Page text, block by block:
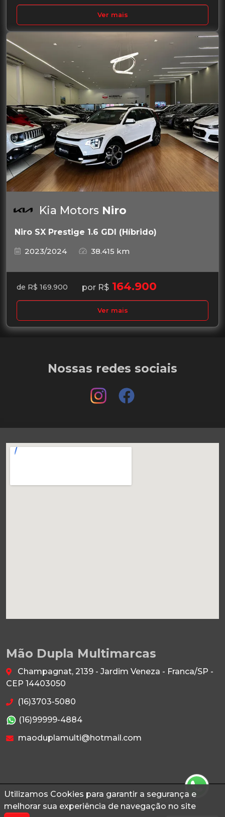
Utilizamos Cookies para garantir a segurança e
melhorar sua experiência de navegação no site
Ver mais
Kia Motors Niro
Niro SX Prestige 1.6 GDI (Híbrido)
2023/2024
38.415 km
de R$ 169.900 por R$ 164.900
Ver mais
Nossas redes sociais
Mão Dupla Multimarcas
Champagnat, 2139 - Jardim Veneza - Franca/SP -
CEP 14403050
(16)3703-5080
(16)99999-4884
maoduplamulti@hotmail.com
© 2026 Autoconf. Todos os direitos reservados.